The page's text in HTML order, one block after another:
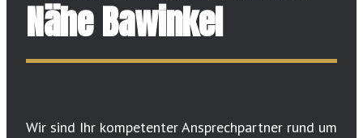
Nähe Bawinkel
Wir sind Ihr kompetenter Ansprechpartner rund um